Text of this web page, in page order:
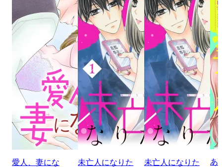
愛人、妻にな
未亡人になりた
未亡人になりた
あ